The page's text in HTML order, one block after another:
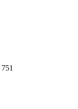
751